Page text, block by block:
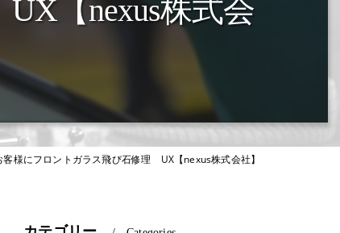
【nexus株式会
客様にフロントガラス飛び石修理 UX【nexus株式会社】